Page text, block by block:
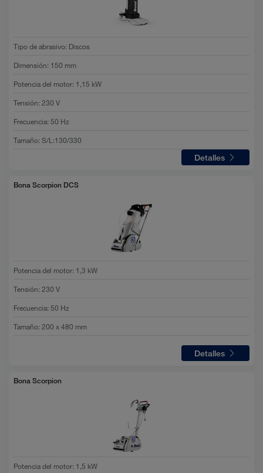
Tipo de abrasivo: Discos
Dimensión: 150 mm
Potencia del motor: 1,15 kW
Tensión:230 V
Frecuencia:50 Hz
Tamaño:S/L:130/330
Detalles
Bona Scorpion DCS
Potencia del motor: 1,3 kW
Tensión:230 V
Frecuencia:50 Hz
Tamaño:200 x 480 mm
Detalles
Bona Scorpion
Potencia del motor: 1,5 kW